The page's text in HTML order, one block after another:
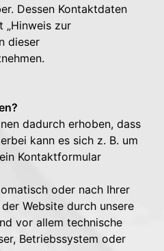
Dessen Kontaktdaten
„Hinweis zur
dieser
dadurch erhoben, dass
kann es sich z. B. um
Kontaktformular
oder nach Ihrer
Website durch unsere
vor allem technische
Betriebssystem oder